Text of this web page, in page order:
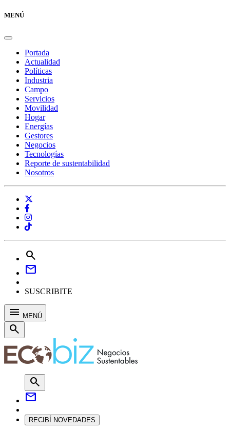
MENÚ
Portada
Actualidad
Políticas
Industria
Campo
Servicios
Movilidad
Hogar
Energías
Gestores
Negocios
Tecnologías
Reporte de sustentabilidad
Nosotros
search
mail
SUSCRIBITE
menu MENÚ
search
search
mail
RECIBÍ NOVEDADES